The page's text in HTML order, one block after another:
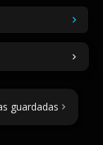
guardadas